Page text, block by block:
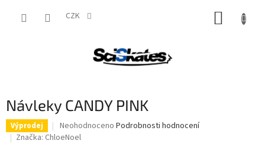
CZK
Návleky CANDY PINK
Výprodej
Průměrné
hodnocení
Neohodnoceno Podrobnosti hodnocení
Značka: ChloeNoel